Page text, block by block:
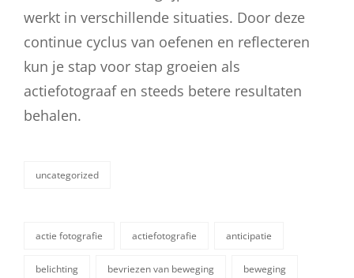
werkt in verschillende situaties. Door deze
continue cyclus van oefenen en reflecteren
kun je stap voor stap groeien als
actiefotograaf en steeds betere resultaten
behalen.
categorieën
uncategorized
actie fotografie actiefotografie anticipatie
belichting bevriezen van beweging beweging